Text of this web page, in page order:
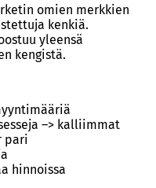
omien merkkien
kenkiä.
yleensä
kengistä.
–> kalliimmat
pari
hinnoissa